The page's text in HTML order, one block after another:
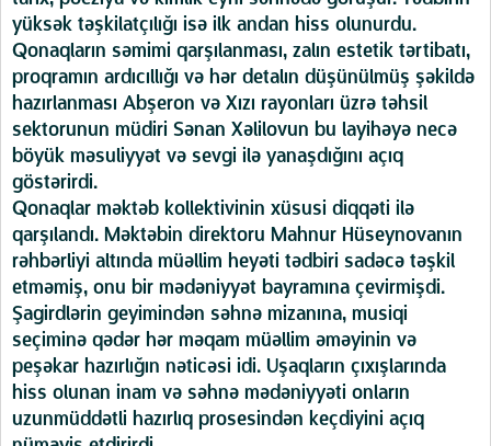
yüksək təşkilatçılığı isə ilk andan hiss olunurdu.
Qonaqların səmimi qarşılanması, zalın estetik tərtibatı,
proqramın ardıcıllığı və hər detalın düşünülmüş şəkildə
hazırlanması Abşeron və Xızı rayonları üzrə təhsil
sektorunun müdiri Sənan Xəlilovun bu layihəyə necə
böyük məsuliyyət və sevgi ilə yanaşdığını açıq
göstərirdi.
Qonaqlar məktəb kollektivinin xüsusi diqqəti ilə
qarşılandı. Məktəbin direktoru Mahnur Hüseynovanın
rəhbərliyi altında müəllim heyəti tədbiri sadəcə təşkil
etməmiş, onu bir mədəniyyət bayramına çevirmişdi.
Şagirdlərin geyimindən səhnə mizanına, musiqi
seçiminə qədər hər məqam müəllim əməyinin və
peşəkar hazırlığın nəticəsi idi. Uşaqların çıxışlarında
hiss olunan inam və səhnə mədəniyyəti onların
uzunmüddətli hazırlıq prosesindən keçdiyini açıq